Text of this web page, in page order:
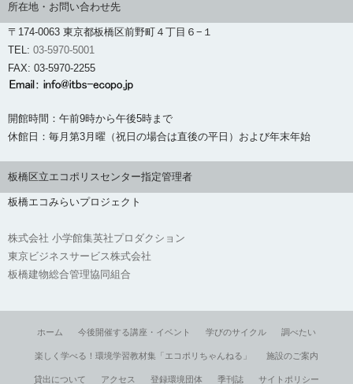
所在地・お問い合わせ先
〒174-0063 東京都板橋区前野町４丁目６−１
TEL: 03-5970-5001
FAX: 03-5970-2255
開館時間：午前9時から午後5時まで
休館日：毎月第3月曜（祝日の場合は直後の平日）および年末年始
板橋区立エコポリスセンター指定管理者
板橋エコみらいプロジェクト
株式会社 小学館集英社プロダクション
東京ビジネスサービス株式会社
板橋建物総合管理協同組合
ホーム 今後開催する講座・イベント 学びのサイクル 調べたい
楽しく学べる！環境学習教材集「エコポリちゃんねる」 施設のご案内
貸出について アクセス 登録環境団体 季刊誌 サイトポリシー